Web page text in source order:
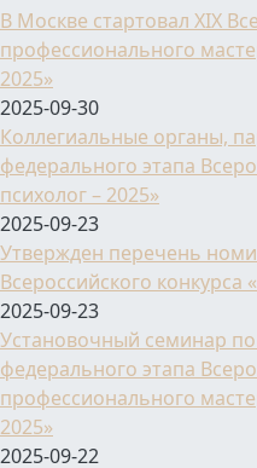
В Москве стартовал XIX
профессионального
2025»
2025-09-30
Коллегиальные органы,
федерального этапа
психолог – 2025»
2025-09-23
Утвержден перечень
Всероссийского конкурса
2025-09-23
Установочный семинар
федерального этапа
профессионального
2025»
2025-09-22